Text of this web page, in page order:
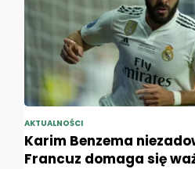
AKTUALNOŚCI
Karim Benzema
Francuz domaga się